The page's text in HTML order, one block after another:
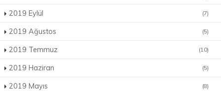
2019 Eylül (7)
2019 Ağustos (5)
2019 Temmuz (10)
2019 Haziran (5)
2019 Mayıs (8)